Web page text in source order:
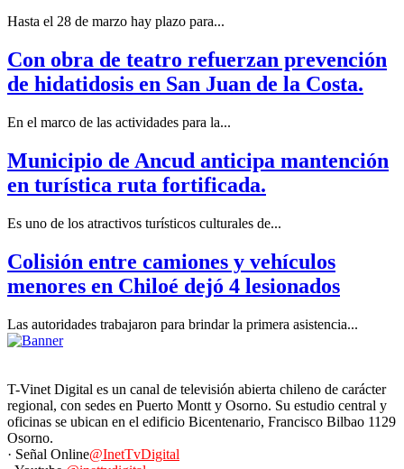
Hasta el 28 de marzo hay plazo para...
Con obra de teatro refuerzan prevención
de hidatidosis en San Juan de la Costa.
En el marco de las actividades para la...
Municipio de Ancud anticipa mantención
en turística ruta fortificada.
Es uno de los atractivos turísticos culturales de...
Colisión entre camiones y vehículos
menores en Chiloé dejó 4 lesionados
Las autoridades trabajaron para brindar la primera asistencia...
T-Vinet Digital es un canal de televisión abierta chileno de carácter
regional, con sedes en Puerto Montt y Osorno. Su estudio central y
oficinas se ubican en el edificio Bicentenario, Francisco Bilbao 1129
Osorno.
· Señal Online@InetTvDigital